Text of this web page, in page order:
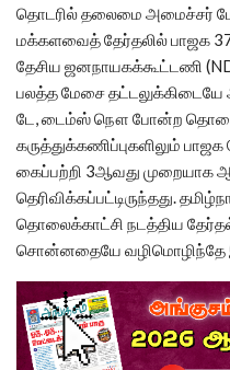
தொடரில் தலைமை அமைச்சர்
மக்களவைத் தேர்தலில் பாஜக
தேசிய ஜனநாயகக்கூட்டணி
பலத்த மேசை தட்டலுக்கிடையே
டே, டைம்ஸ் நௌ போன்ற
கருத்துக்கணிப்புகளிலும்
கைப்பற்றி 3ஆவது முறையாக
தெரிவிக்கப்பட்டிருந்தது.
தொலைக்காட்சி நடத்திய
சொன்னதையே வழிமொழிந்தே